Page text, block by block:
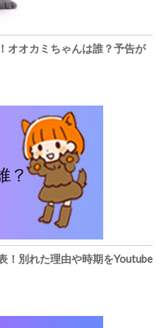
オオカミちゃんは誰？予告が
！別れた理由や時期をYoutube